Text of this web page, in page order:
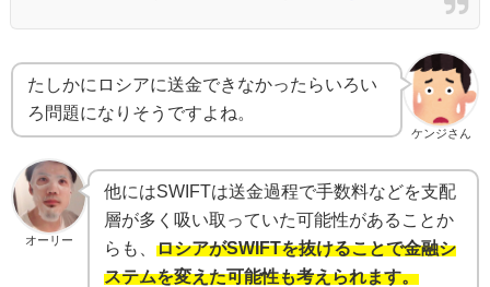
ケンジさん
たしかにロシアに送金できなかったらいろい
ろ問題になりそうですよね。
オーリー
他にはSWIFTは送金過程で手数料などを支配
層が多く吸い取っていた可能性があることか
らも、 ロシアがSWIFTを抜けることで金融シ
ステムを変えた可能性も考えられます。